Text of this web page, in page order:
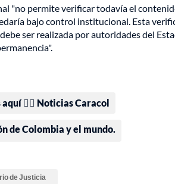
"no permite verificar todavía el
bajo control institucional. Esta
ser realizada por autoridades del
👉🏻 Noticias Caracol
de Colombia y el mundo.
de Justicia